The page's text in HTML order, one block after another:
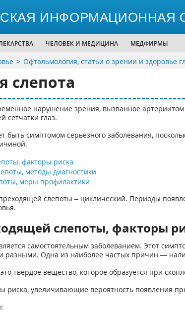
ИНФОРМАЦИОННАЯ
ЧЕЛОВЕК И МЕДИЦИНА МЕДФИРМЫ
Офтальмология, статьи о зрении и здоровье
слепота
нарушение зрения, вызванное артериитом
сетчатки глаз.
быть симптомом серьезного заболевания,
факторы риска
методы диагностики
меры профилактики
слепоты – циклический. Периоды
слепоты, факторы
самостоятельным заболеванием. Этот
разными. Одна из наиболее частых причин —
твердое вещество, которое образуется при
риска, увеличивающие вероятность появления